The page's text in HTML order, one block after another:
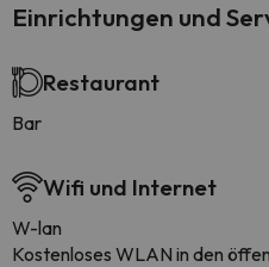
Einrichtungen und
Restaurant
Bar
Wifi und Internet
W-lan
Kostenloses WLAN in den